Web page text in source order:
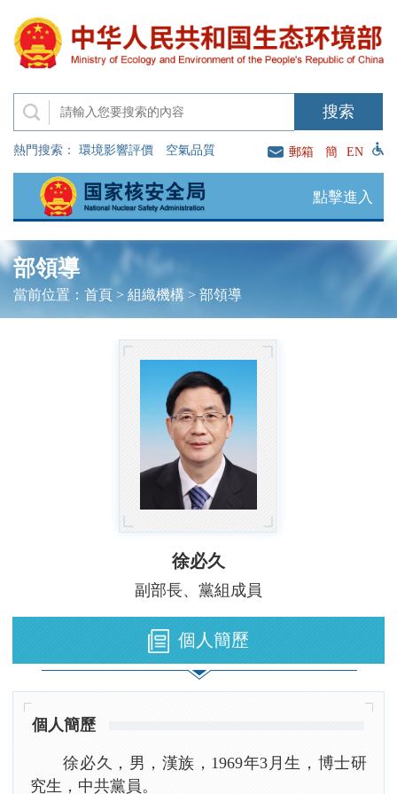
熱門搜索： 環境影響評價 空氣品質 郵箱 簡 EN
點擊進入
部領導
當前位置： 首頁> 組織機構> 部領導
徐必久
副部長、黨組成員
個人簡歷
個人簡歷
徐必久，男，漢族，1969年3月生，博士研
究生，中共黨員。